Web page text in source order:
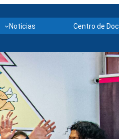
Noticias Centro de